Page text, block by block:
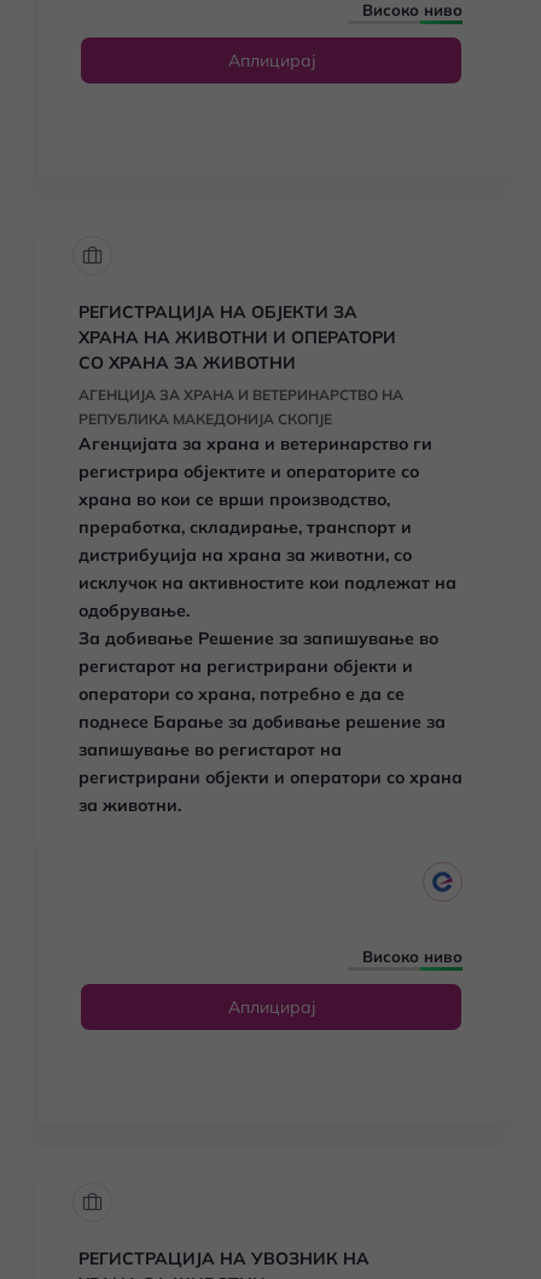
Високо ниво
Аплицирај
РЕГИСТРАЦИЈА НА ОБЈЕКТИ ЗА
ХРАНА НА ЖИВОТНИ И ОПЕРАТОРИ
СО ХРАНА ЗА ЖИВОТНИ
АГЕНЦИЈА ЗА ХРАНА И ВЕТЕРИНАРСТВО НА
РЕПУБЛИКА МАКЕДОНИЈА СКОПЈЕ
Агенцијата за храна и ветеринарство ги
регистрира објектите и операторите со
храна во кои се врши производство,
преработка, складирање, транспорт и
дистрибуција на храна за животни, со
исклучок на активностите кои подлежат на
одобрување.
За добивање Решение за запишување во
регистарот на регистрирани објекти и
оператори со храна, потребно е да се
поднесе Барање за добивање решение за
запишување во регистарот на
регистрирани објекти и оператори со храна
за животни.
Високо ниво
Аплицирај
РЕГИСТРАЦИЈА НА УВОЗНИК НА